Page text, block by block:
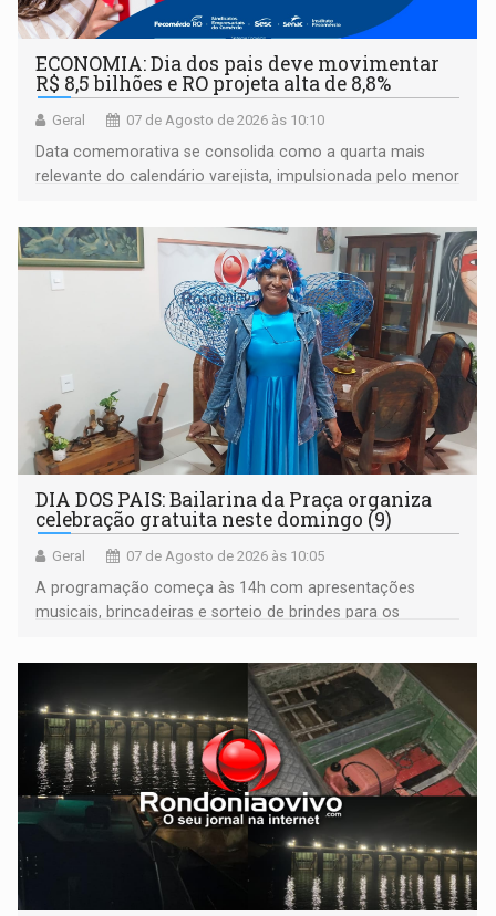
ECONOMIA: Dia dos pais deve movimentar
R$ 8,5 bilhões e RO projeta alta de 8,8%
Geral 07 de Agosto de 2026 às 10:10
Data comemorativa se consolida como a quarta mais
relevante do calendário varejista, impulsionada pelo menor
média do trabalhador
DIA DOS PAIS: Bailarina da Praça organiza
celebração gratuita neste domingo (9)
Geral 07 de Agosto de 2026 às 10:05
A programação começa às 14h com apresentações
musicais, brincadeiras e sorteio de brindes para os
bolo e canto de parabéns dedicado aos pais